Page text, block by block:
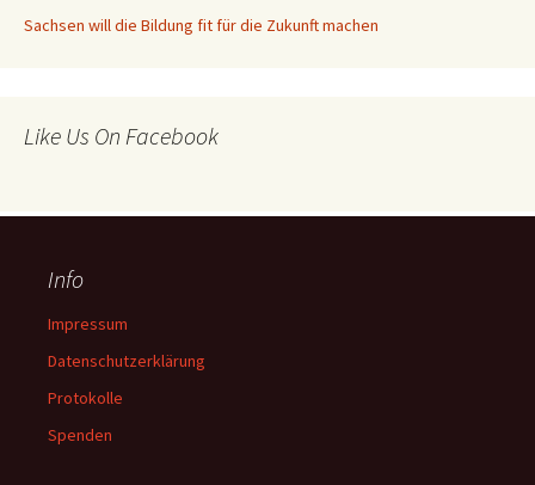
Sachsen will die Bildung fit für die Zukunft machen
Like Us On Facebook
Info
Impressum
Datenschutzerklärung
Protokolle
Spenden